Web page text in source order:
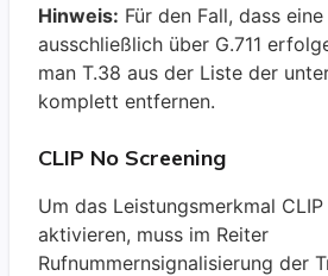
Hinweis: Für den Fall, dass
ausschließlich über G.711
man T.38 aus der Liste der
komplett entfernen.
CLIP No Screening
Um das Leistungsmerkmal
aktivieren, muss im Reiter
Rufnummernsignalisierung der